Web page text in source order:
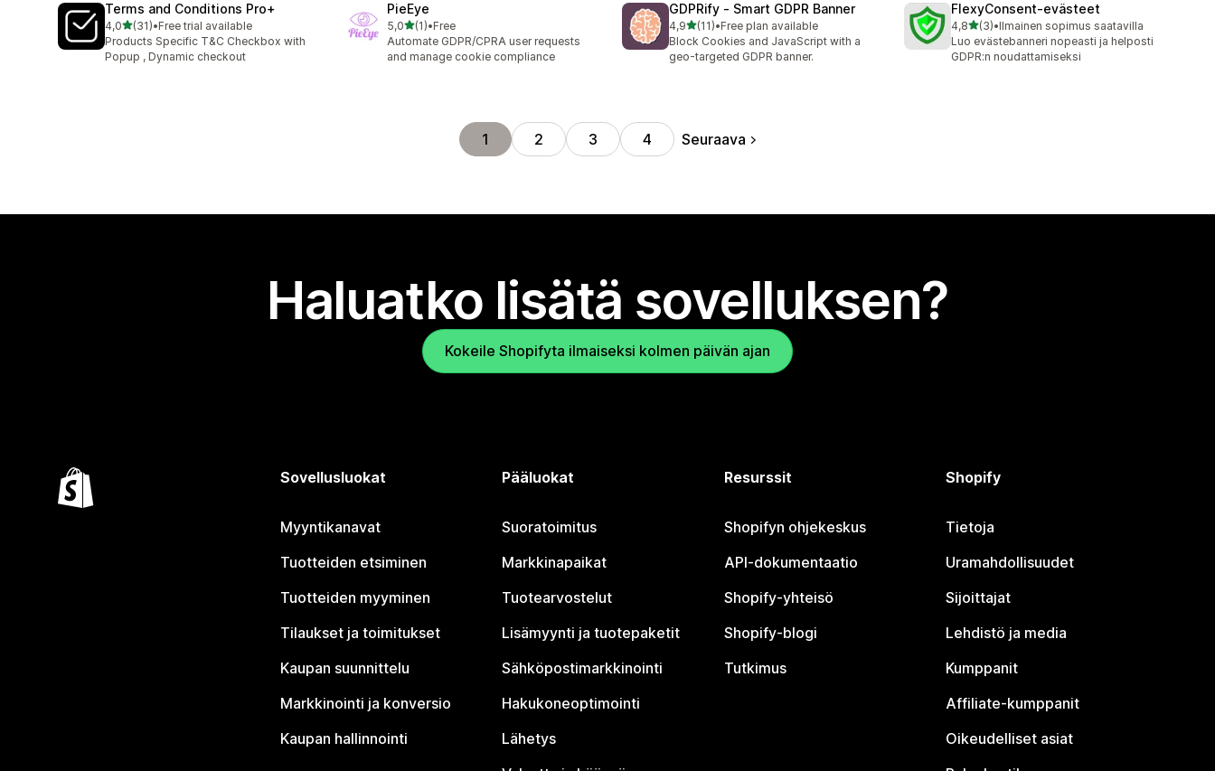
Terms and Conditions Pro+
4,0/ 5 tähteä
(31)
31 arvostelua yhteensä
•Free trial available
Products Specific T&C Checkbox with
Popup , Dynamic checkout
PieEye
5,0/ 5 tähteä
(1)
1 arvostelua yhteensä
•Free
Automate GDPR/CPRA user requests
and manage cookie compliance
GDPRify ‑ Smart GDPR Banner
4,9/ 5 tähteä
(11)
11 arvostelua yhteensä
•Free plan available
Block Cookies and JavaScript with a
geo-targeted GDPR banner.
FlexyConsent‑evästeet
4,8/ 5 tähteä
(3)
3 arvostelua yhteensä
•Ilmainen sopimus saatavilla
Luo evästebanneri nopeasti ja helposti
GDPR:n noudattamiseksi
1 2 3 4 Seuraava
Haluatko lisätä sovelluksen?
Kokeile Shopifyta ilmaiseksi kolmen päivän ajan
Sovellusluokat
Myyntikanavat
Tuotteiden etsiminen
Tuotteiden myyminen
Tilaukset ja toimitukset
Kaupan suunnittelu
Markkinointi ja konversio
Kaupan hallinnointi
Pääluokat
Suoratoimitus
Markkinapaikat
Tuotearvostelut
Lisämyynti ja tuotepaketit
Sähköpostimarkkinointi
Hakukoneoptimointi
Lähetys
Resurssit
Shopifyn ohjekeskus
API-dokumentaatio
Shopify-yhteisö
Shopify-blogi
Tutkimus
Shopify
Tietoja
Uramahdollisuudet
Sijoittajat
Lehdistö ja media
Kumppanit
Affiliate-kumppanit
Oikeudelliset asiat